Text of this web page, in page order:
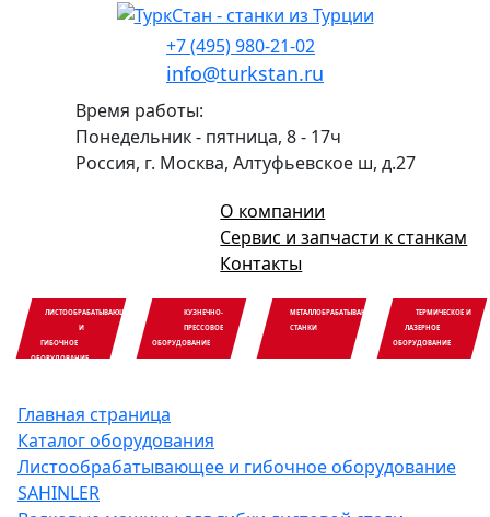
+7 (495) 980-21-02
info@turkstan.ru
Время работы:
Понедельник - пятница, 8 - 17ч
Россия, г. Москва, Алтуфьевское ш, д.27
О компании
Сервис и запчасти к станкам
Контакты
ЛИСТООБРАБАТЫВАЮЩЕЕ
И
ГИБОЧНОЕ
ОБОРУДОВАНИЕ
КУЗНЕЧНО-
ПРЕССОВОЕ
ОБОРУДОВАНИЕ
МЕТАЛЛОБРАБАТЫВАЮЩИЕ
СТАНКИ
ТЕРМИЧЕСКОЕ И
ЛАЗЕРНОЕ
ОБОРУДОВАНИЕ
Главная страница
Каталог оборудования
Листообрабатывающее и гибочное оборудование
SAHINLER